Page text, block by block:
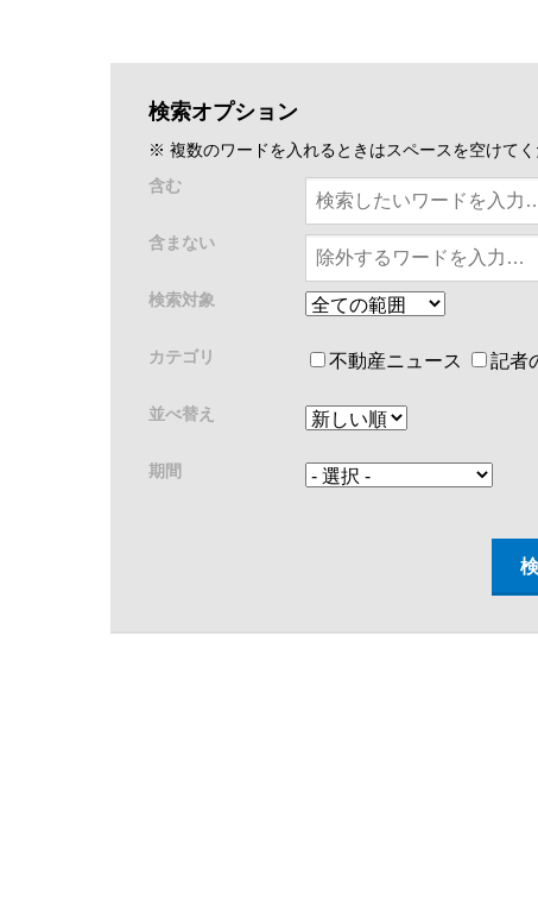
検索オプション
※ 複数のワードを入れるときはスペースを空けて
含む
含まない
検索対象
カテゴリ 不動産ニュース 記者
並べ替え
期間